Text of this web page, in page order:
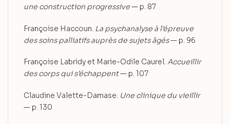
une construction progressive— p. 87
Françoise Haccoun. La psychanalyse à l’épreuve
des soins palliatifs auprès de sujets âgés— p. 96
Françoise Labridy et Marie-Odile Caurel. Accueillir
des corps qui s’échappent— p. 107
Claudine Valette-Damase. Une clinique du vieillir
— p. 130